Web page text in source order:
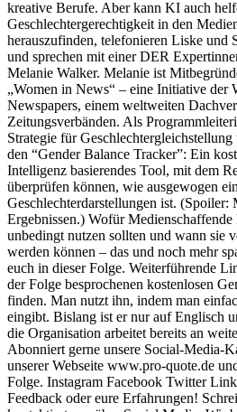
kreative Berufe. Aber kann KI auch
Geschlechtergerechtigkeit in den
herauszufinden, telefonieren Liske und
und sprechen mit einer DER
Melanie Walker. Melanie ist
„Women in News“ – eine Initiative der
Newspapers, einem weltweiten
Zeitungsverbänden. Als
Strategie für
den “Gender Balance Tracker”: Ein
Intelligenz basierendes Tool, mit dem
überprüfen können, wie ausgewogen
Geschlechterdarstellungen ist. (Spoiler:
Ergebnissen.) Wofür
unbedingt nutzen sollten und wann sie
werden können – das und noch mehr
euch in dieser Folge. Weiterführende
der Folge besprochenen kostenlosen
finden. Man nutzt ihn, indem man
eingibt. Bislang ist er nur auf Englisch
die Organisation arbeitet bereits an
Abonniert gerne unsere Social-Media-
unserer Webseite www.pro-quote.de
Folge. Instagram Facebook Twitter
Feedback oder eure Erfahrungen!